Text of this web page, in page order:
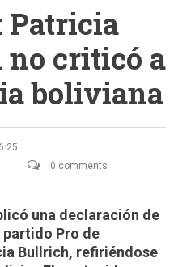
Patricia
criticó a
boliviana
0 comments
una declaración de
partido Pro de
Bullrich, refiriéndose